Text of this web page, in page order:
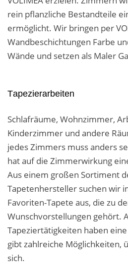
rein pflanzliche Bestandteile
ermöglicht. Wir bringen per
Wandbeschichtungen Farbe
Wände und setzen als Maler
Tapezierarbeiten
Schlafräume, Wohnzimmer,
Kinderzimmer und andere
jedes Zimmers muss anders
hat auf die Zimmerwirkung
Aus einem großen Sortiment
Tapetenhersteller suchen wir
Favoriten-Tapete aus, die zu
Wunschvorstellungen gehört.
Tapeziertätigkeiten haben
gibt zahlreiche Möglichkeiten,
sich.